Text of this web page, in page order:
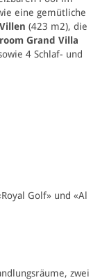
eine gemütliche
(423 m2), die
Grand Villa
4 Schlaf- und
Golf» und «Al
zwei